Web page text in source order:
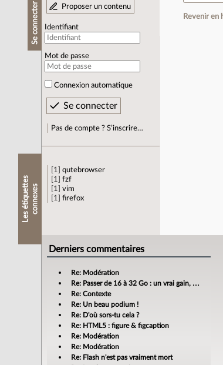
Se connecter Proposer un contenu
Identifiant
Mot de passe
Connexion automatique
Pas de compte ? S’inscrire…
L
e
s
é
t
i
q
u
e
tt
e
s
c
o
n
n
e
x
es
1
qutebrowser
1
fzf
1
vim
1
firefox
Revenir en
Derniers commentaires
Re: Modération
Re: Passer de 16 à 32 Go : un vrai gain, mais jusqu’où ?
Re: Contexte
Re: Un beau podium !
Re: D'où sors-tu cela ?
Re: HTML5 : figure & figcaption
Re: Modération
Re: Modération
Re: Flash n'est pas vraiment mort